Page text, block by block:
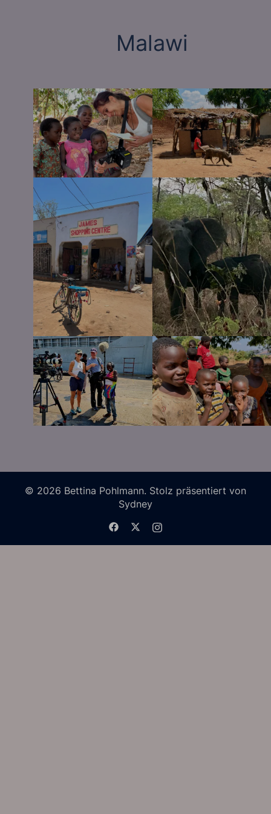
Malawi
© 2026 Bettina Pohlmann. Stolz präsentiert von
Sydney